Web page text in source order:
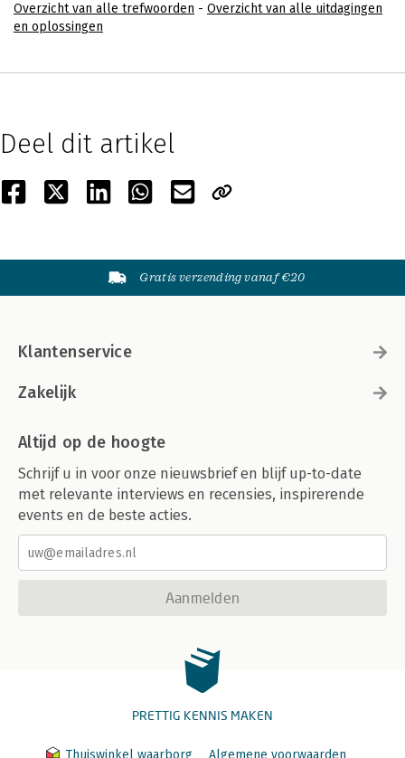
Overzicht van alle trefwoorden - Overzicht van alle uitdagingen
en oplossingen
Deel dit artikel
Gratis verzending vanaf €20
Klantenservice
Zakelijk
Altijd op de hoogte
Schrijf u in voor onze nieuwsbrief en blijf up-to-date
met relevante interviews en recensies, inspirerende
events en de beste acties.
Aanmelden
PRETTIG KENNIS MAKEN
Thuiswinkel waarborg Algemene voorwaarden